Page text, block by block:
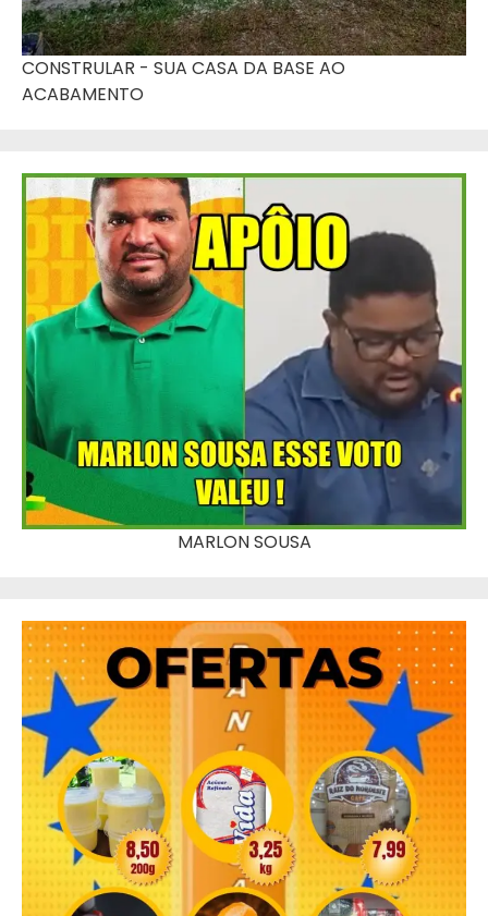
CONSTRULAR - SUA CASA DA BASE AO
ACABAMENTO
MARLON SOUSA